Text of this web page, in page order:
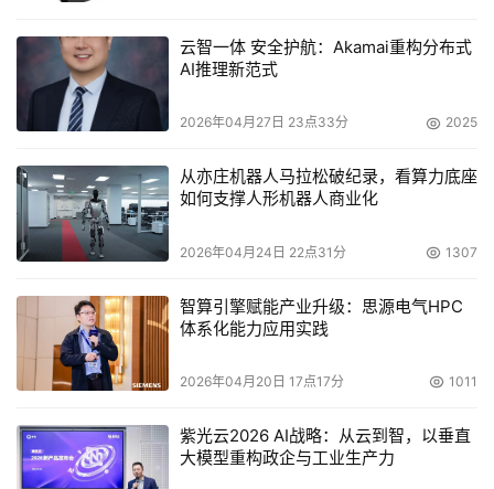
云智一体 安全护航：Akamai重构分布式
AI推理新范式
2026年04月27日 23点33分 2025
从亦庄机器人马拉松破纪录，看算力底座
如何支撑人形机器人商业化
2026年04月24日 22点31分 1307
智算引擎赋能产业升级：思源电气HPC
体系化能力应用实践
2026年04月20日 17点17分 1011
紫光云2026 AI战略：从云到智，以垂直
大模型重构政企与工业生产力